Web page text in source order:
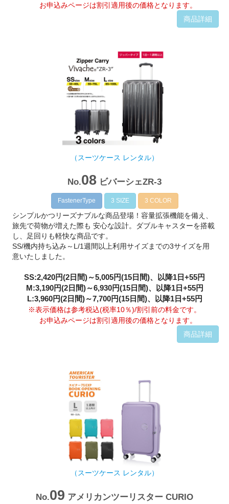
お申込みページは割引適用後の価格となります。
商品詳細
（スーツケース レンタル）
No.08 ビバーシェZR-3
FastenerType 3 SIZE 3 COLOR
シンプルかつリーズナブルな商品登場！容量拡張機能を備え、
旅先で荷物が増えた際も 安心な設計。ダブルキャスターを搭載
し、足回りも軽快な商品です。
SS/機内持ち込み～L/1週間以上利用サイズまでの3サイズを用
意いたしました。
SS:2,420円(2日間)～5,005円(15日間)、以降1日+55円
M:3,190円(2日間)～6,930円(15日間)、以降1日+55円
L:3,960円(2日間)～7,700円(15日間)、以降1日+55円
※表示価格は参考税込(税率10％)/割引前の料金です。
お申込みページは割引適用後の価格となります。
商品詳細
（スーツケース レンタル）
No.09 アメリカンツーリスター CURIO